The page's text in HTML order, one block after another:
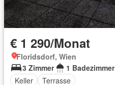
€ 1 290/Monat
Floridsdorf, Wien
3 Zimmer
1 Badezimmer
Keller
Terrasse